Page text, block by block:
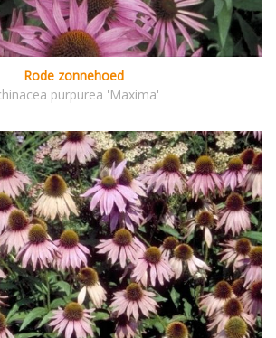
Rode zonnehoed
purpurea 'Maxima'